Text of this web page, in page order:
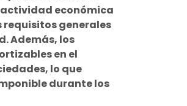
actividad económica
requisitos generales
Además, los
en el
lo que
durante los